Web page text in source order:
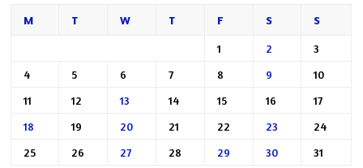
M
T W T F S S
1 2
3
4
5 6 7 8 9
10
11
12 13 14 15 16
17
18
19 20 21 22 23
24
25
26 27 28 29 30 31